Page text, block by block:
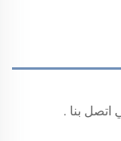
اتصل بنا .